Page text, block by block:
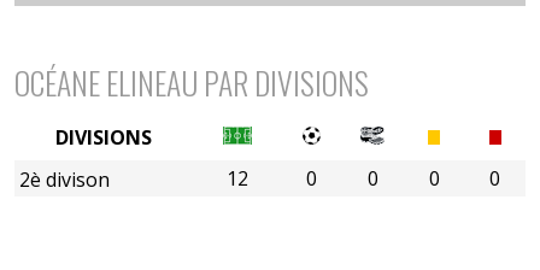
OCÉANE ELINEAU PAR DIVISIONS
12 0 0 0 0
DIVISIONS
2è divison